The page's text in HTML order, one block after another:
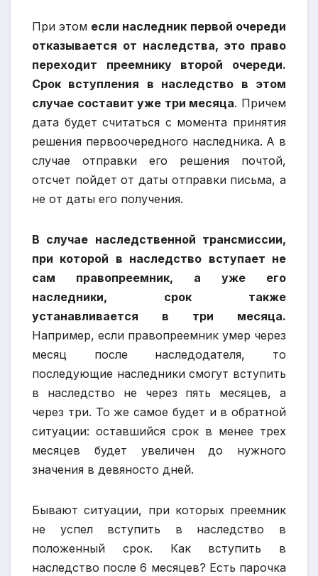
При этом если наследник первой очереди
отказывается от наследства, это право
переходит преемнику второй очереди.
Срок вступления в наследство в этом
случае составит уже три месяца. Причем
дата будет считаться с момента принятия
решения первоочередного наследника. А в
случае отправки его решения почтой,
отсчет пойдет от даты отправки письма, а
не от даты его получения.
В случае наследственной трансмиссии,
при которой в наследство вступает не
сам правопреемник, а уже его
наследники, срок также
устанавливается в три месяца.
Например, если правопреемник умер через
месяц после наследодателя, то
последующие наследники смогут вступить
в наследство не через пять месяцев, а
через три. То же самое будет и в обратной
ситуации: оставшийся срок в менее трех
месяцев будет увеличен до нужного
значения в девяносто дней.
Бывают ситуации, при которых преемник
не успел вступить в наследство в
положенный срок. Как вступить в
наследство после 6 месяцев? Есть парочка